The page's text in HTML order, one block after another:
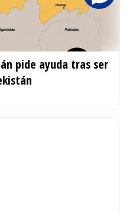
pide ayuda tras ser